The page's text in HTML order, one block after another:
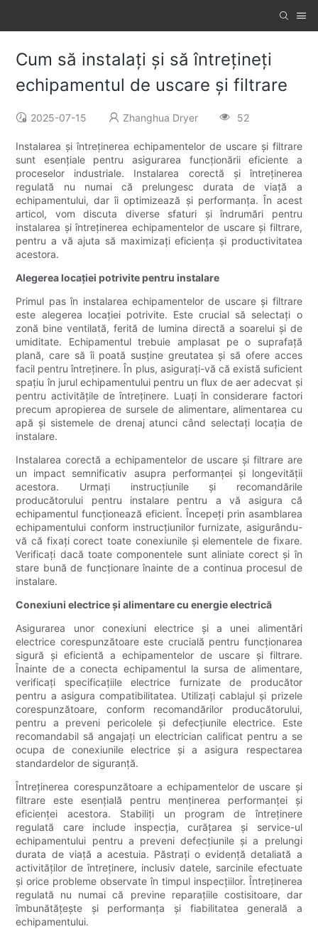
Cum să instalați și să întrețineți
echipamentul de uscare și filtrare
2025-07-15 Zhanghua Dryer 52
Instalarea și întreținerea echipamentelor de uscare și filtrare
sunt esențiale pentru asigurarea funcționării eficiente a
proceselor industriale. Instalarea corectă și întreținerea
regulată nu numai că prelungesc durata de viață a
echipamentului, dar îi optimizează și performanța. În acest
articol, vom discuta diverse sfaturi și îndrumări pentru
instalarea și întreținerea echipamentelor de uscare și filtrare,
pentru a vă ajuta să maximizați eficiența și productivitatea
acestora.
Alegerea locației potrivite pentru instalare
Primul pas în instalarea echipamentelor de uscare și filtrare
este alegerea locației potrivite. Este crucial să selectați o
zonă bine ventilată, ferită de lumina directă a soarelui și de
umiditate. Echipamentul trebuie amplasat pe o suprafață
plană, care să îi poată susține greutatea și să ofere acces
facil pentru întreținere. În plus, asigurați-vă că există suficient
spațiu în jurul echipamentului pentru un flux de aer adecvat și
pentru activitățile de întreținere. Luați în considerare factori
precum apropierea de sursele de alimentare, alimentarea cu
apă și sistemele de drenaj atunci când selectați locația de
instalare.
Instalarea corectă a echipamentelor de uscare și filtrare are
un impact semnificativ asupra performanței și longevității
acestora. Urmați instrucțiunile și recomandările
producătorului pentru instalare pentru a vă asigura că
echipamentul funcționează eficient. Începeți prin asamblarea
echipamentului conform instrucțiunilor furnizate, asigurându-
vă că fixați corect toate conexiunile și elementele de fixare.
Verificați dacă toate componentele sunt aliniate corect și în
stare bună de funcționare înainte de a continua procesul de
instalare.
Conexiuni electrice și alimentare cu energie electrică
Asigurarea unor conexiuni electrice și a unei alimentări
electrice corespunzătoare este crucială pentru funcționarea
sigură și eficientă a echipamentelor de uscare și filtrare.
Înainte de a conecta echipamentul la sursa de alimentare,
verificați specificațiile electrice furnizate de producător
pentru a asigura compatibilitatea. Utilizați cablajul și prizele
corespunzătoare, conform recomandărilor producătorului,
pentru a preveni pericolele și defecțiunile electrice. Este
recomandabil să angajați un electrician calificat pentru a se
ocupa de conexiunile electrice și a asigura respectarea
standardelor de siguranță.
Întreținerea corespunzătoare a echipamentelor de uscare și
filtrare este esențială pentru menținerea performanței și
eficienței acestora. Stabiliți un program de întreținere
regulată care include inspecția, curățarea și service-ul
echipamentului pentru a preveni defecțiunile și a prelungi
durata de viață a acestuia. Păstrați o evidență detaliată a
activităților de întreținere, inclusiv datele, sarcinile efectuate
și orice probleme observate în timpul inspecțiilor. Întreținerea
regulată nu numai că previne reparațiile costisitoare, dar
îmbunătățește și performanța și fiabilitatea generală a
echipamentului.